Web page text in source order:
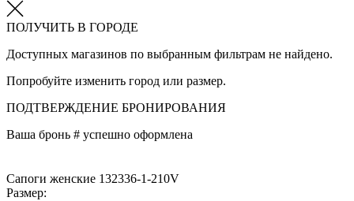
ПОЛУЧИТЬ В ГОРОДЕ
Доступных магазинов по выбранным фильтрам не найдено.
Попробуйте изменить город или размер.
ПОДТВЕРЖДЕНИЕ БРОНИРОВАНИЯ
Ваша бронь # успешно оформлена
Сапоги женские 132336-1-210V
Размер: